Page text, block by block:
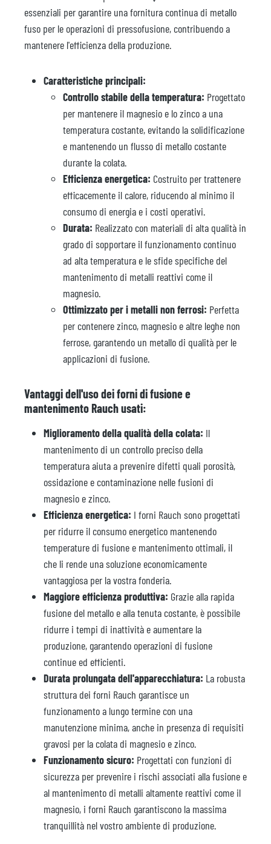
essenziali per garantire una fornitura continua di metallo
fuso per le operazioni di pressofusione, contribuendo a
mantenere l'efficienza della produzione.
Caratteristiche principali:
Controllo stabile della temperatura: Progettato
per mantenere il magnesio e lo zinco a una
temperatura costante, evitando la solidificazione
e mantenendo un flusso di metallo costante
durante la colata.
Efficienza energetica: Costruito per trattenere
efficacemente il calore, riducendo al minimo il
consumo di energia e i costi operativi.
Durata: Realizzato con materiali di alta qualità in
grado di sopportare il funzionamento continuo
ad alta temperatura e le sfide specifiche del
mantenimento di metalli reattivi come il
magnesio.
Ottimizzato per i metalli non ferrosi: Perfetta
per contenere zinco, magnesio e altre leghe non
ferrose, garantendo un metallo di qualità per le
applicazioni di fusione.
Vantaggi dell'uso dei forni di fusione e
mantenimento Rauch usati:
Miglioramento della qualità della colata: Il
mantenimento di un controllo preciso della
temperatura aiuta a prevenire difetti quali porosità,
ossidazione e contaminazione nelle fusioni di
magnesio e zinco.
Efficienza energetica: I forni Rauch sono progettati
per ridurre il consumo energetico mantenendo
temperature di fusione e mantenimento ottimali, il
che li rende una soluzione economicamente
vantaggiosa per la vostra fonderia.
Maggiore efficienza produttiva: Grazie alla rapida
fusione del metallo e alla tenuta costante, è possibile
ridurre i tempi di inattività e aumentare la
produzione, garantendo operazioni di fusione
continue ed efficienti.
Durata prolungata dell'apparecchiatura: La robusta
struttura dei forni Rauch garantisce un
funzionamento a lungo termine con una
manutenzione minima, anche in presenza di requisiti
gravosi per la colata di magnesio e zinco.
Funzionamento sicuro: Progettati con funzioni di
sicurezza per prevenire i rischi associati alla fusione e
al mantenimento di metalli altamente reattivi come il
magnesio, i forni Rauch garantiscono la massima
tranquillità nel vostro ambiente di produzione.